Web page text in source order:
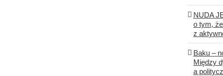
NUDA
o tym,
z
Baku –
Między
a